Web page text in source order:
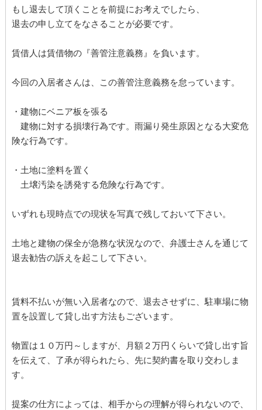
もし退去して頂くことを前提にお考えでしたら、
退去の申し立てをなさることが必要です。
賃借人は賃借物の『善管注意義務』を負います。
今回の入居者さんは、この善管注意義務を怠っています。
・建物にベニア板を張る
建物に対する損壊行為です。雨漏り発生原因となる大変危
険な行為です。
・土地に塗料を置く
土壌汚染を誘発する危険な行為です。
いずれも現時点での現状を写真で残しておいて下さい。
土地と建物の保全が急務な状況なので、弁護士さんを通じて
退去勧告の訴えを起こして下さい。
賃料不払いが無い入居者なので、退去させずに、駐車場に物
置を設置して貸し出す方法もございます。
物置は１０万円～しますが、月額２万円くらいで貸し出す旨
を伝えて、了承が得られたら、先に契約書を取り交わしま
す。
提案の仕方によっては、相手からの理解が得られないので、